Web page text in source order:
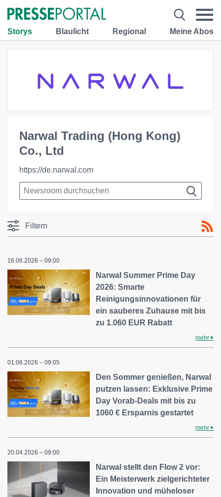
Storys Blaulicht Regional Meine Abos
Narwal Trading (Hong Kong)
Co., Ltd
https://de.narwal.com
Filtern
16.06.2026 – 09:00
Narwal Summer Prime Day
2026: Smarte
Reinigungsinnovationen für
ein sauberes Zuhause mit bis
zu 1.060 EUR Rabatt
mehr
01.06.2026 – 09:05
Den Sommer genießen, Narwal
putzen lassen: Exklusive Prime
Day Vorab-Deals mit bis zu
1060 € Ersparnis gestartet
mehr
20.04.2026 – 09:00
Narwal stellt den Flow 2 vor:
Ein Meisterwerk zielgerichteter
Innovation und müheloser